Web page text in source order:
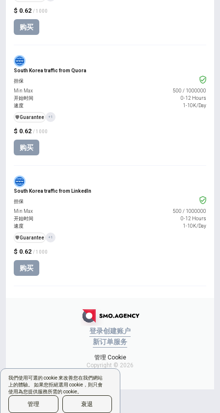
我們使用可選的 cookie 來改善您在我們網站
上的體驗。 如果您拒絕選用 cookie，則只會
使用為您提供服務所需的 cookie。
管理 衰退
$ 0.62 / 1000
购买
South Korea traffic from Quora
$ 0.62 / 1000
购买
担保
Min Max
500 / 1000000
开始时间
0-12 Hours
速度
1-10K/Day
️🛡️Guarantee +1
South Korea traffic from LinkedIn
$ 0.62 / 1000
购买
担保
Min Max
500 / 1000000
开始时间
0-12 Hours
速度
1-10K/Day
️🛡️Guarantee +1
登录创建账户
新订单服务
管理 Cookie
Copyright © 2026